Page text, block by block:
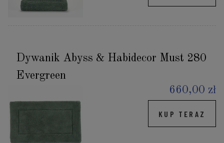
Dywanik Abyss & Habidecor Must 280
Evergreen
660,00 zł
KUP TERAZ